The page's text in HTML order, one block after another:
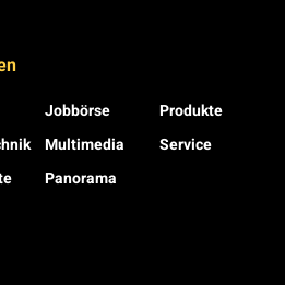
Jobbörse
Multimedia
Panorama
Produkte
Service